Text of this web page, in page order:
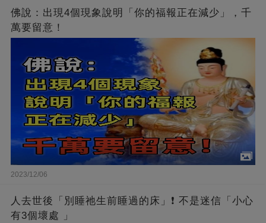
佛說：出現4個現象說明「你的福報正在減少」，千
萬要留意！
2023/12/06
人去世後「別睡祂生前睡過的床」❗ 不是迷信「小心
有3個壞處 」